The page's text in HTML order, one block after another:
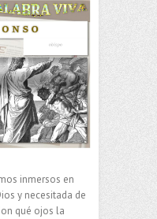
inmersos en
y necesitada de
qué ojos la